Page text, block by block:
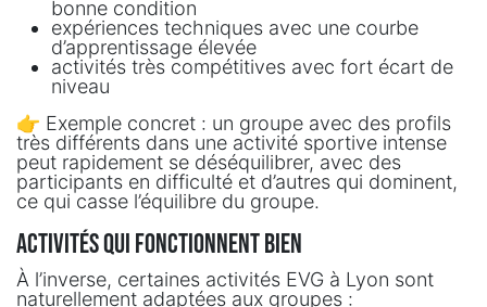
bonne condition
expériences techniques avec une courbe
d’apprentissage élevée
activités très compétitives avec fort écart de
niveau
👉 Exemple concret : un groupe avec des profils
très différents dans une activité sportive intense
peut rapidement se déséquilibrer, avec des
participants en difficulté et d’autres qui dominent,
ce qui casse l’équilibre du groupe.
Activités qui fonctionnent bien
À l’inverse, certaines activités EVG à Lyon sont
naturellement adaptées aux groupes :